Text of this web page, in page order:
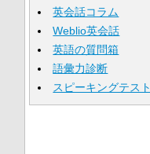
英会話コラム
Weblio英会話
英語の質問箱
語彙力診断
スピーキングテスト